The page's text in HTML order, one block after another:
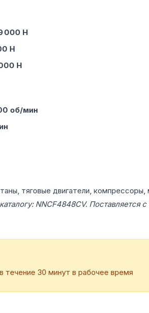
000 Н
Н
Н
об/мин
тяговые двигатели,
NNCF4848CV. Поставляется
30 минут в рабочее время